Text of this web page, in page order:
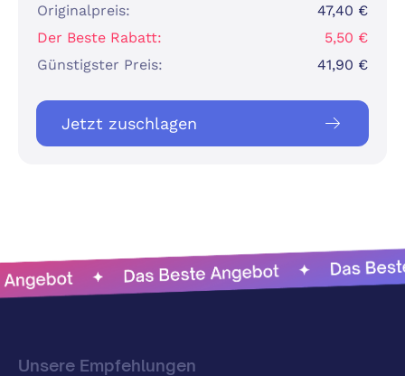
Originalpreis:
47,40 €
Der Beste Rabatt:
5,50 €
Günstigster Preis:
41,90 €
Jetzt zuschlagen
Unsere Empfehlungen